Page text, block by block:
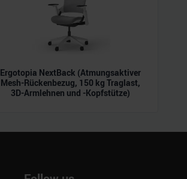
Ergotopia NextBack (Atmungsaktiver
Mesh-Rückenbezug, 150 kg Traglast,
3D-Armlehnen und -Kopfstütze)